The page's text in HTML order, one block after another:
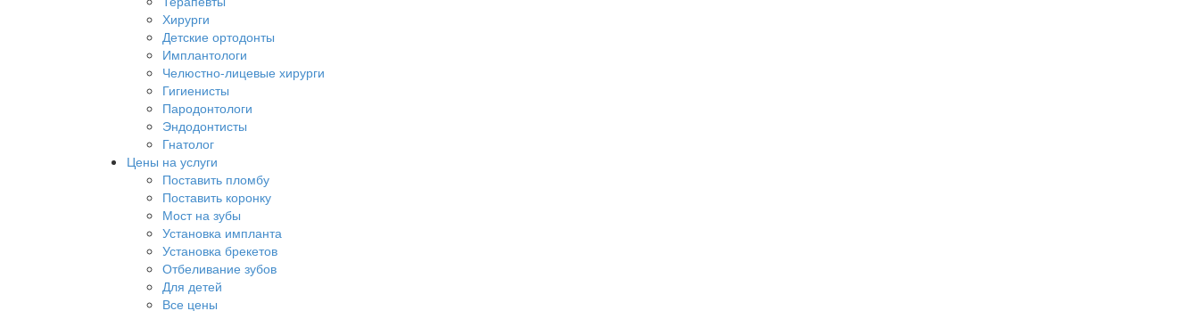
Хирурги
Детские ортодонты
Имплантологи
Челюстно-лицевые хирурги
Гигиенисты
Пародонтологи
Эндодонтисты
Гнатолог
Цены на услуги
Поставить пломбу
Поставить коронку
Мост на зубы
Установка импланта
Установка брекетов
Отбеливание зубов
Для детей
Все цены